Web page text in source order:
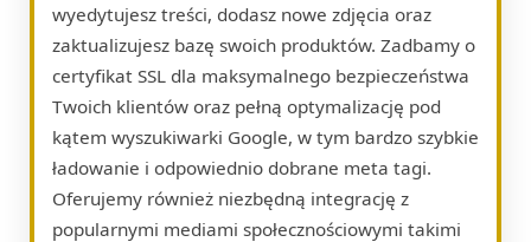
wyedytujesz treści, dodasz nowe zdjęcia oraz
zaktualizujesz bazę swoich produktów. Zadbamy o
certyfikat SSL dla maksymalnego bezpieczeństwa
Twoich klientów oraz pełną optymalizację pod
kątem wyszukiwarki Google, w tym bardzo szybkie
ładowanie i odpowiednio dobrane meta tagi.
Oferujemy również niezbędną integrację z
popularnymi mediami społecznościowymi takimi